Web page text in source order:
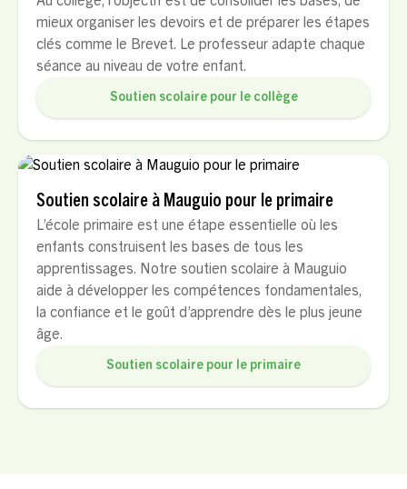
mieux organiser les devoirs et de préparer les étapes
clés comme le Brevet. Le professeur adapte chaque
séance au niveau de votre enfant.
Soutien scolaire pour le collège
Soutien scolaire à Mauguio pour le primaire
L’école primaire est une étape essentielle où les
enfants construisent les bases de tous les
apprentissages. Notre soutien scolaire à Mauguio
aide à développer les compétences fondamentales,
la confiance et le goût d’apprendre dès le plus jeune
âge.
Soutien scolaire pour le primaire